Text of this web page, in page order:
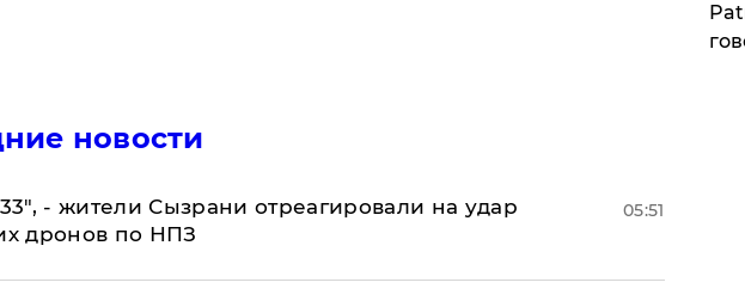
новости
- жители Сызрани отреагировали на удар
дронов по НПЗ
05:51